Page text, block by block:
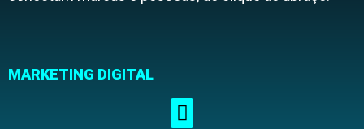
MARKETING DIGITAL